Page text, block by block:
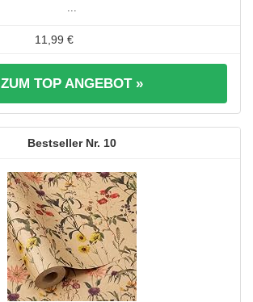
11,99 €
ZUM TOP ANGEBOT »
10